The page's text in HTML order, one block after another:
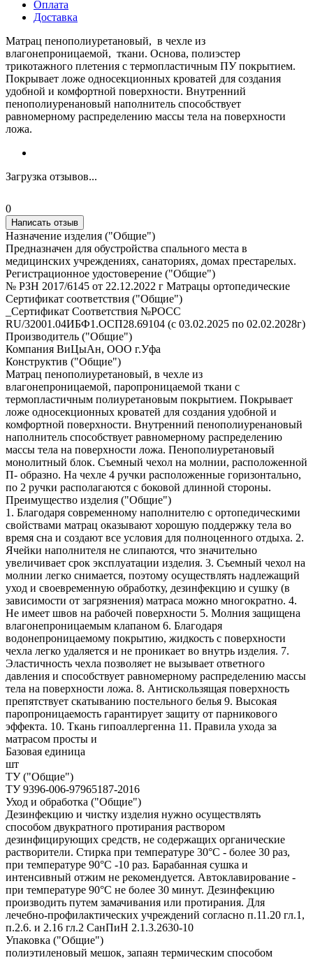
Оплата
Доставка
Матрац пенополиуретановый, в чехле из
влагонепроницаемой, ткани. Основа, полиэстер
трикотажного плетения с термопластичным ПУ покрытием.
Покрывает ложе односекционных кроватей для создания
удобной и комфортной поверхности. Внутренний
пенополиуренановый наполнитель способствует
равномерному распределению массы тела на поверхности
ложа.
Загрузка отзывов...
0
Написать отзыв
Назначение изделия ("Общие")
Предназначен для обустройства спального места в
медицинских учреждениях, санаториях, домах престарелых.
Регистрационное удостоверение ("Общие")
№ РЗН 2017/6145 от 22.12.2022 г Матрацы ортопедические
Сертификат соответствия ("Общие")
_Сертификат Соответствия №РОСС
RU/32001.04ИБФ1.ОСП28.69104 (с 03.02.2025 по 02.02.2028г)
Производитель ("Общие")
Компания ВиЦыАн, ООО г.Уфа
Конструктив ("Общие")
Матрац пенополиуретановый, в чехле из
влагонепроницаемой, паропроницаемой ткани с
термопластичным полиуретановым покрытием. Покрывает
ложе односекционных кроватей для создания удобной и
комфортной поверхности. Внутренний пенополиуренановый
наполнитель способствует равномерному распределению
массы тела на поверхности ложа. Пенополиуретановый
монолитный блок. Съемный чехол на молнии, расположенной
П- образно. На чехле 4 ручки расположенные горизонтально,
по 2 ручки располагаются с боковой длинной стороны.
Преимущество изделия ("Общие")
1. Благодаря современному наполнителю с ортопедическими
свойствами матрац оказывают хорошую поддержку тела во
время сна и создают все условия для полноценного отдыха. 2.
Ячейки наполнителя не слипаются, что значительно
увеличивает срок эксплуатации изделия. 3. Съемный чехол на
молнии легко снимается, поэтому осуществлять надлежащий
уход и своевременную обработку, дезинфекцию и сушку (в
зависимости от загрязнения) матраса можно многократно. 4.
Не имеет швов на рабочей поверхности 5. Молния защищена
влагонепроницаемым клапаном 6. Благодаря
водонепроницаемому покрытию, жидкость с поверхности
чехла легко удаляется и не проникает во внутрь изделия. 7.
Эластичность чехла позволяет не вызывает ответного
давления и способствует равномерному распределению массы
тела на поверхности ложа. 8. Антискользящая поверхность
препятствует скатыванию постельного белья 9. Высокая
паропроницаемость гарантирует защиту от парникового
эффекта. 10. Ткань гипоаллергенна 11. Правила ухода за
матрасом просты и
Базовая единица
шт
ТУ ("Общие")
ТУ 9396-006-97965187-2016
Уход и обработка ("Общие")
Дезинфекцию и чистку изделия нужно осуществлять
способом двукратного протирания раствором
дезинфицирующих средств, не содержащих органические
растворители. Стирка при температуре 30°С - более 30 раз,
при температуре 90°С -10 раз. Барабанная сушка и
интенсивный отжим не рекомендуется. Автоклавирование -
при температуре 90°С не более 30 минут. Дезинфекцию
производить путем замачивания или протирания. Для
лечебно-профилактических учреждений согласно п.11.20 гл.1,
п.2.6. и 2.16 гл.2 СанПиН 2.1.3.2630-10
Упаковка ("Общие")
полиэтиленовый мешок, запаян термическим способом